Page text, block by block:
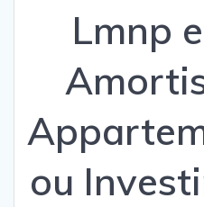
Lmnp
ou